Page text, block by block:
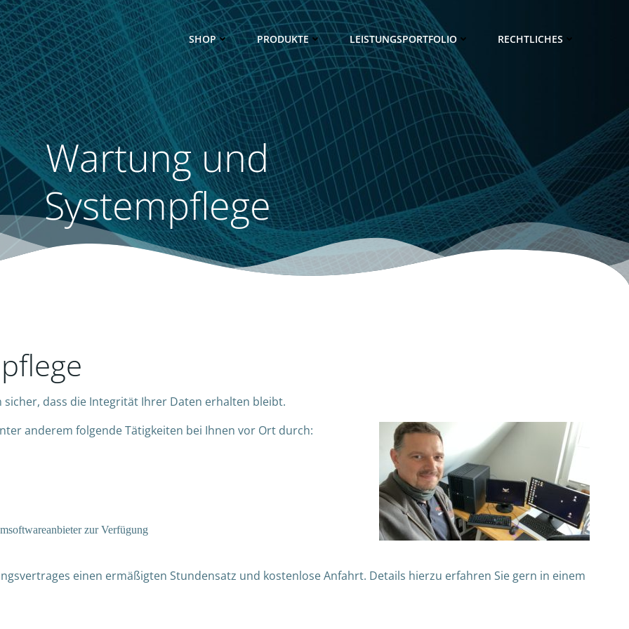
SHOP PRODUKTE LEISTUNGSPORTFOLIO RECHTLICHES
Wartung und
Systempflege
dass die Integrität Ihrer Daten erhalten bleibt.
anderem folgende Tätigkeiten bei Ihnen vor Ort durch:
zur Verfügung
einen ermäßigten Stundensatz und kostenlose Anfahrt. Details hierzu erfahren Sie gern in einem